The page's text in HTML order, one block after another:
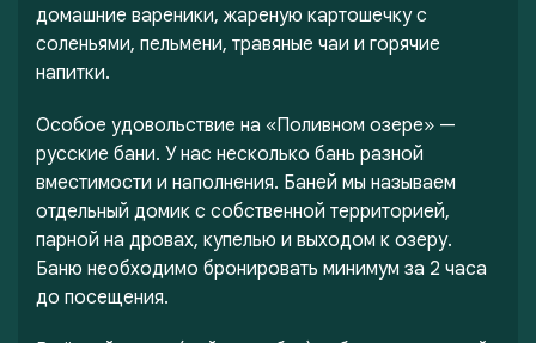
домашние вареники, жареную картошечку с
соленьями, пельмени, травяные чаи и горячие
напитки.
Особое удовольствие на «Поливном озере» —
русские бани. У нас несколько бань разной
вместимости и наполнения. Баней мы называем
отдельный домик с собственной территорией,
парной на дровах, купелью и выходом к озеру.
Баню необходимо бронировать минимум за 2 часа
до посещения.